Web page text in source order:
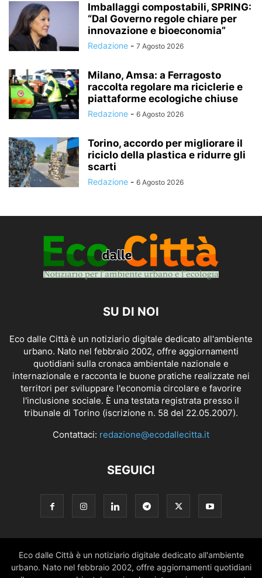
Imballaggi compostabili, SPRING:
“Dal Governo regole chiare per
innovazione e bioeconomia”
Redazione - 7 Agosto 2026
Milano, Amsa: a Ferragosto
raccolta regolare ma riciclerie e
piattaforme ecologiche chiuse
Redazione - 6 Agosto 2026
Torino, accordo per migliorare il
riciclo della plastica e ridurre gli
scarti
Redazione - 6 Agosto 2026
SU DI NOI
Eco dalle Città è un notiziario digitale dedicato all'ambiente
urbano. Nato nel febbraio 2002, offre aggiornamenti
quotidiani sulla cronaca ambientale nazionale e
internazionale e racconta le buone pratiche realizzate nei
territori per sviluppare l'economia circolare e favorire
l'inclusione sociale. È una testata registrata presso il
tribunale di Torino (iscrizione n. 58 del 22.05.2007).
Contattaci: redazione@ecodallecitta.it
SEGUICI
Eco dalle Città è un notiziario digitale dedicato all'ambiente
urbano. Nato nel febbraio 2002, offre aggiornamenti quotidiani